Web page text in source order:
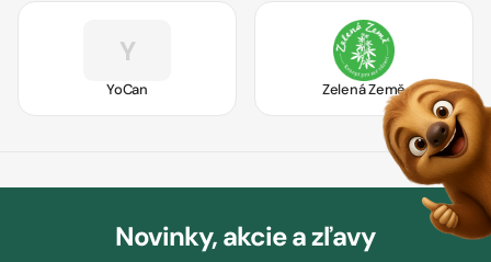
Y
YoCan Zelená Země
Novinky, akcie a zľavy